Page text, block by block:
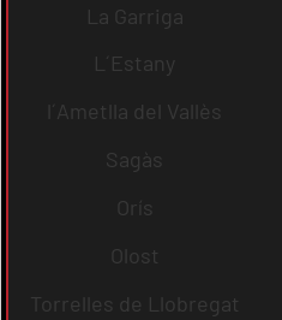
La Garriga
L´Estany
l´Ametlla del Vallès
Sagàs
Orís
Olost
Torrelles de Llobregat